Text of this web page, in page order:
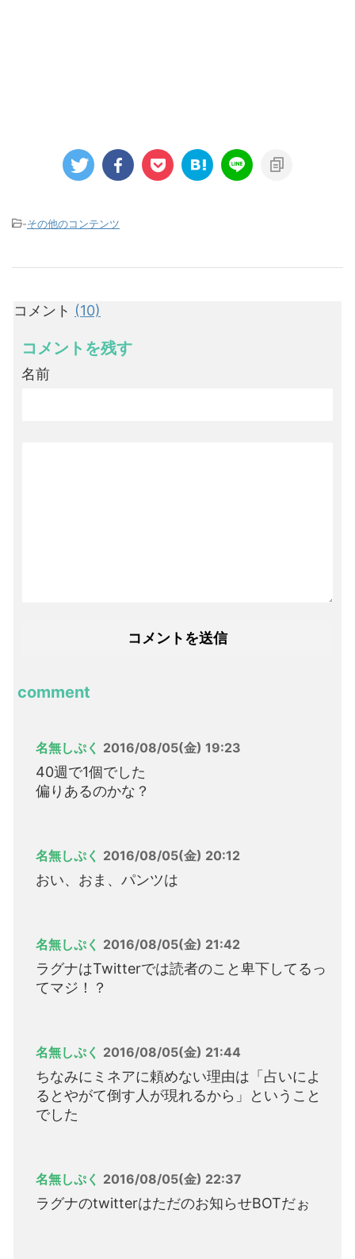
-その他のコンテンツ
コメント (10)
コメントを残す
名前
comment
名無しぷく 2016/08/05(金) 19:23
40週で1個でした
偏りあるのかな？
名無しぷく 2016/08/05(金) 20:12
おい、おま、パンツは
名無しぷく 2016/08/05(金) 21:42
ラグナはTwitterでは読者のこと卑下してるっ
てマジ！？
名無しぷく 2016/08/05(金) 21:44
ちなみにミネアに頼めない理由は「占いによ
るとやがて倒す人が現れるから」ということ
でした
名無しぷく 2016/08/05(金) 22:37
ラグナのtwitterはただのお知らせBOTだぉ